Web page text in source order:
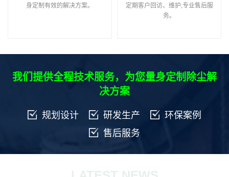
身定制有效的解决方案。
定期客户回访、维护,专业售后服
务。
我们提供全程技术服务，为您量身定制除尘解
决方案
规划设计 研发生产
环保案例
售后服务